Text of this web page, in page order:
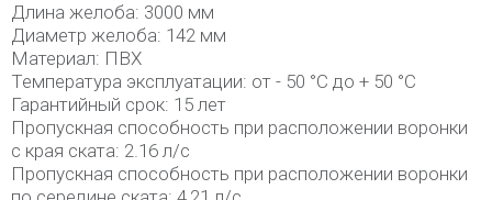
Длина желоба: 3000 мм
Диаметр желоба: 142 мм
Материал: ПВХ
Температура эксплуатации: от - 50 °C до + 50 °C
Гарантийный срок: 15 лет
Пропускная способность при расположении воронки
с края ската: 2.16 л/с
Пропускная способность при расположении воронки